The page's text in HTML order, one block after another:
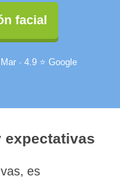
facial
· 4.9 ⭐ Google
expectativas
es